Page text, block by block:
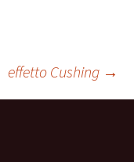
effetto Cushing →